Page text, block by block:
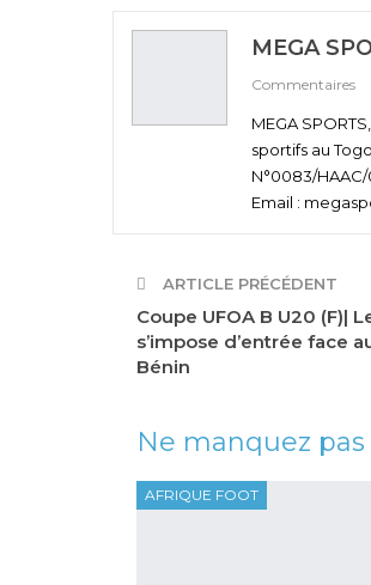
MEGA
Commentaires
MEGA
sportifs au
N°0083/HAAC/
Email :
ARTICLE PRÉCÉDENT
Coupe UFOA B U20 (F)|
s’impose d’entrée face
Bénin
Ne manquez pas
AFRIQUE FOOT